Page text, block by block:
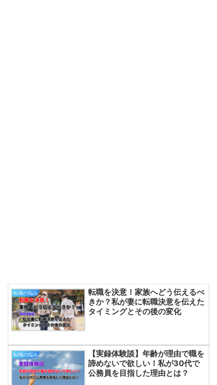
転職の悩み
転職を決意！家族へどう伝えるべ
きか？私が妻に転職決意を伝えた
タイミングとその後の変化
転職の悩み
【実録体験談】年齢が理由で職を
諦めないで欲しい！私が30代で
公務員を目指した理由とは？